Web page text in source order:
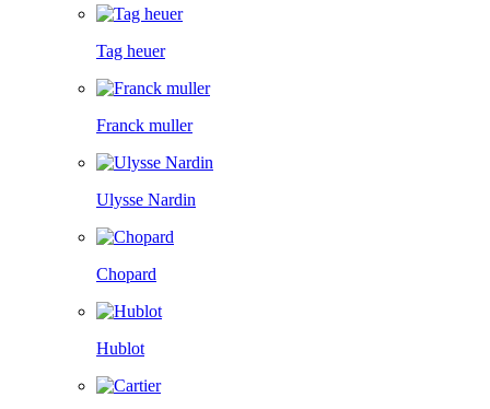
Tag heuer
Franck muller
Ulysse Nardin
Chopard
Hublot